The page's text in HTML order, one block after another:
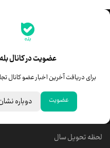
عضویت در کانال بله
برای دریافت آخرین اخبار عضو کانال
عضویت دوباره
جدیدترین قیمت‌ها
خبرهای مهم
لحظه تحویل سال